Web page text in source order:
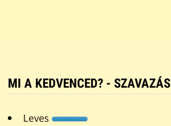
MI A KEDVENCED? - SZAVAZÁS
Leves